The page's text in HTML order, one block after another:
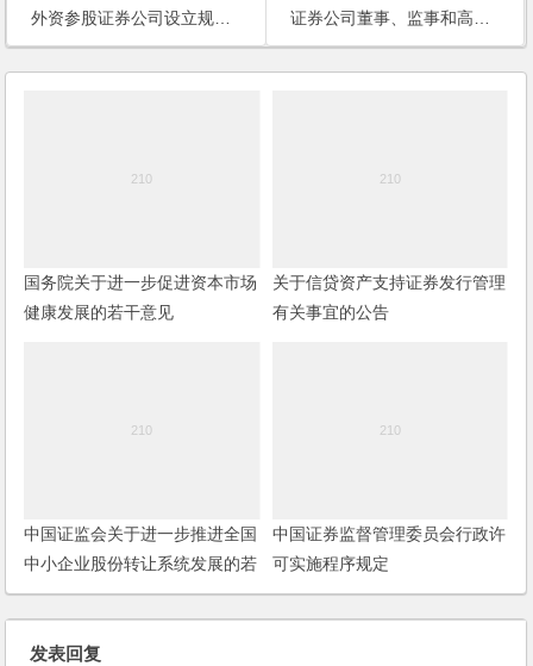
外资参股证券公司设立规则(2012修订)
证券公司董事、监事和高级管理人员任职资格监管办法（2012修订）
国务院关于进一步促进资本市场
健康发展的若干意见
关于信贷资产支持证券发行管理
有关事宜的公告
中国证监会关于进一步推进全国
中小企业股份转让系统发展的若
干意见
中国证券监督管理委员会行政许
可实施程序规定
发表回复